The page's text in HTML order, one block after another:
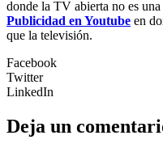
donde la TV abierta no es
Publicidad en Youtube en
que la televisión.
Facebook
Twitter
LinkedIn
Deja un